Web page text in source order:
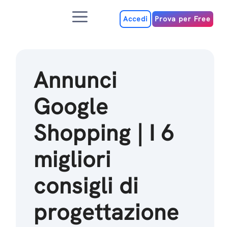
MenuAccedi Prova per Free
Annunci
Google
Shopping | I 6
migliori
consigli di
progettazione